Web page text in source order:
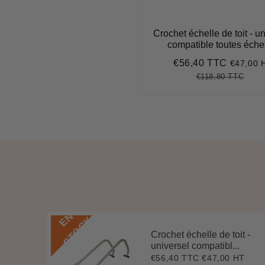
Crochet échelle de toit -
compatible toutes
Prix
réduit
€56,40 TTC €56,40
€47,00
Prix
€118,80 TTC
E
N
S
T
O
C
K
Crochet échelle de toit -
universel compatibl...
Prix
€56,40 TTC€56,40
€47,00 HT